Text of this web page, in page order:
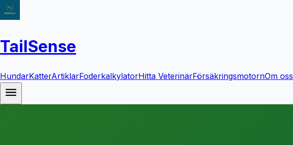
TailSense
HundarKatterArtiklarFoderkalkylatorHitta VeterinärFörsäkringsmotornOm oss